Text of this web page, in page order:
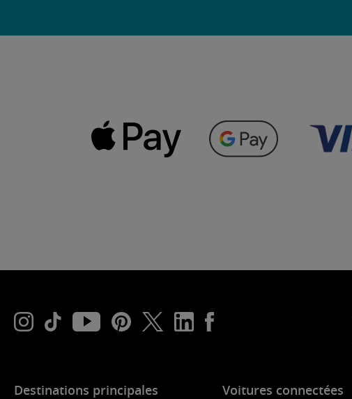
Destinations principales Voitures connectées